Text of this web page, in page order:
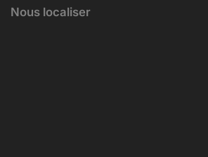
Nous localiser